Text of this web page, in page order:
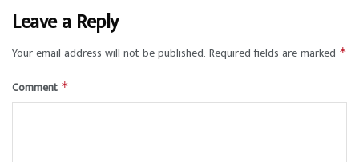
Leave a Reply
Your email address will not be published. Required fields are marked *
Comment *